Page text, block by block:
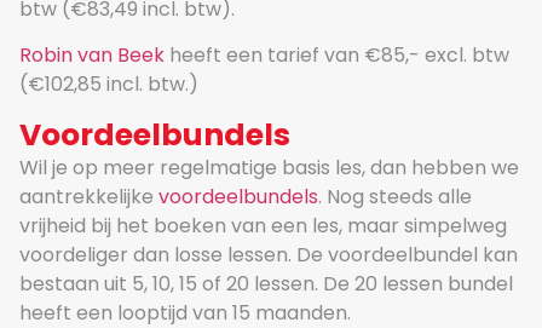
btw (€83,49 incl. btw).
Robin van Beek heeft een tarief van €85,- excl. btw
(€102,85 incl. btw.)
Voordeelbundels
Wil je op meer regelmatige basis les, dan hebben we
aantrekkelijke voordeelbundels. Nog steeds alle
vrijheid bij het boeken van een les, maar simpelweg
voordeliger dan losse lessen. De voordeelbundel kan
bestaan uit 5, 10, 15 of 20 lessen. De 20 lessen bundel
heeft een looptijd van 15 maanden.